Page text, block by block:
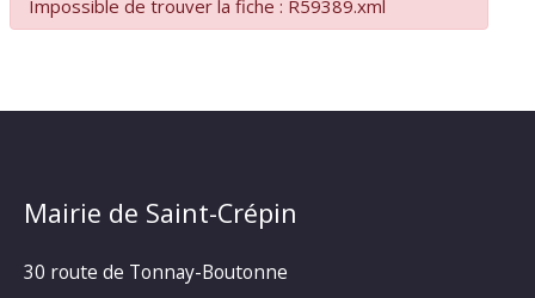
Impossible de trouver la fiche : R59389.xml
Mairie de Saint-Crépin
30 route de Tonnay-Boutonne